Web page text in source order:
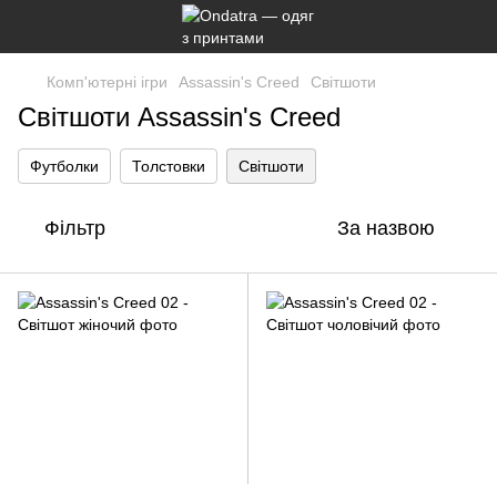
Комп'ютерні ігри Assassin's Creed Світшоти
Світшоти Assassin's Creed
Футболки Толстовки Світшоти
Фільтр За назвою